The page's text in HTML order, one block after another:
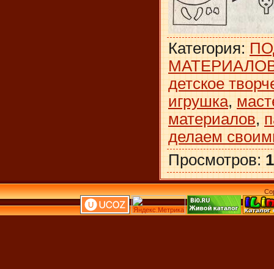
Категория:
детское
игрушка,
материалов,
делаем
Просмотров: